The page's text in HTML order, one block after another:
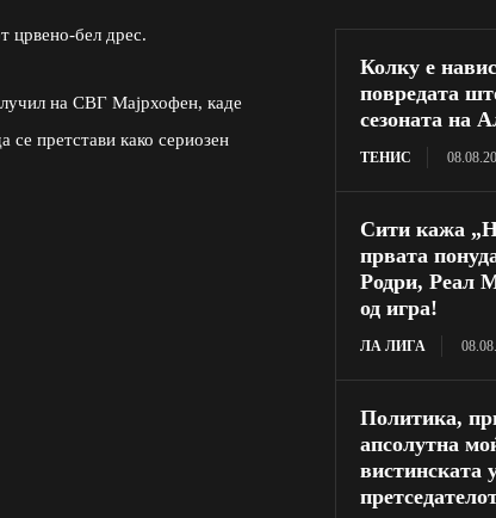
црвено-бел дрес.
на СВГ Мајрхофен, каде
претстави како сериозен
Колку е
повредата
сезоната на
ТЕНИС
Сити кажа
првата
Родри, Реал
од игра!
ЛА ЛИГА
Политика,
апсолутна
вистинската